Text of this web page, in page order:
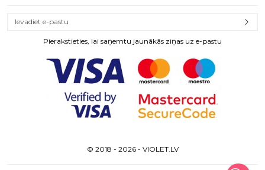
Pierakstieties, lai saņemtu jaunākās ziņas uz e-pastu
© 2018 - 2026 - VIOLET.LV